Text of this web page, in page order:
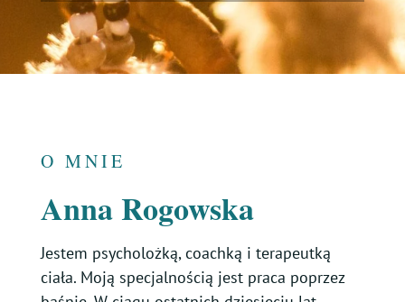
O MNIE
Anna Rogowska
Jestem psycholożką, coachką i terapeutką
ciała. Moją specjalnością jest praca poprzez